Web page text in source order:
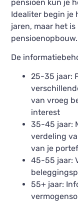
pensioen kun je
Idealiter begin je
jaren, maar het
pensioenopbouw.
De
25-35 jaar:
van vroeg
interest
35-45 jaar:
verdeling
van je
45-55 jaar:
55+ jaar: